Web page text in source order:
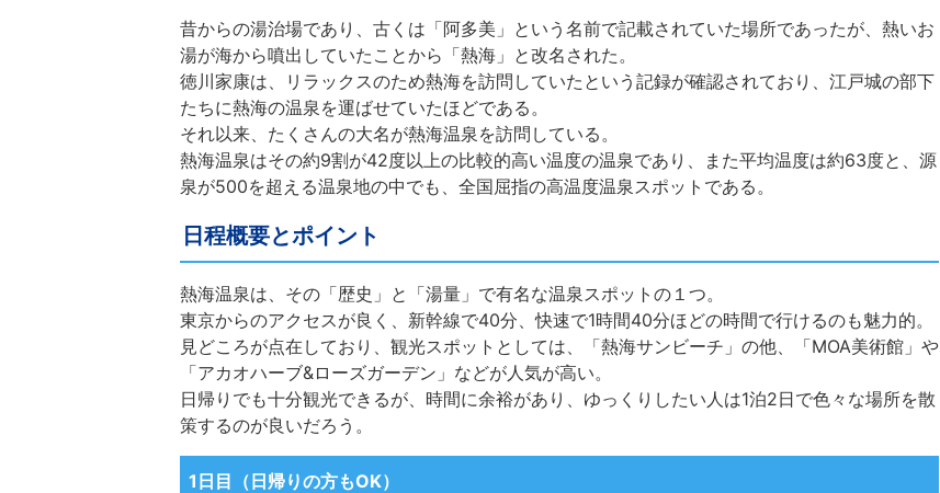
昔からの湯治場であり、古くは「阿多美」という名前で記載されていた場所であったが、熱いお
湯が海から噴出していたことから「熱海」と改名された。
徳川家康は、リラックスのため熱海を訪問していたという記録が確認されており、江戸城の部下
たちに熱海の温泉を運ばせていたほどである。
それ以来、たくさんの大名が熱海温泉を訪問している。
熱海温泉はその約9割が42度以上の比較的高い温度の温泉であり、また平均温度は約63度と、源
泉が500を超える温泉地の中でも、全国屈指の高温度温泉スポットである。
日程概要とポイント
熱海温泉は、その「歴史」と「湯量」で有名な温泉スポットの１つ。
東京からのアクセスが良く、新幹線で40分、快速で1時間40分ほどの時間で行けるのも魅力的。
見どころが点在しており、観光スポットとしては、「熱海サンビーチ」の他、「MOA美術館」や
「アカオハーブ&ローズガーデン」などが人気が高い。
日帰りでも十分観光できるが、時間に余裕があり、ゆっくりしたい人は1泊2日で色々な場所を散
策するのが良いだろう。
1日目（日帰りの方もOK）